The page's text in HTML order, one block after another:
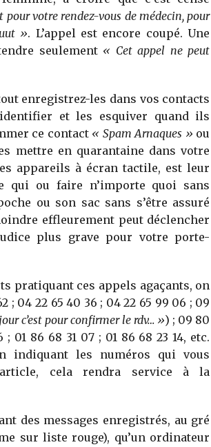
pour votre rendez-vous de médecin, pour
». L’appel est encore coupé. Une
seulement « Cet appel ne peut
enregistrez-les dans vos contacts
et les esquiver quand ils
ce contact « Spam Arnaques » ou
mettre en quarantaine dans votre
appareils à écran tactile, est leur
qui ou faire n’importe quoi sans
ou son sac sans s’être assuré
effleurement peut déclencher
plus grave pour votre porte-
pratiquant ces appels agaçants, on
; 04 22 65 40 36 ; 04 22 65 99 06 ; 09
c’est pour confirmer le rdv… ») ; 09 80
01 86 68 31 07 ; 01 86 68 23 14, etc.
indiquant les numéros qui vous
cela rendra service à la
des messages enregistrés, au gré
sur liste rouge), qu’un ordinateur